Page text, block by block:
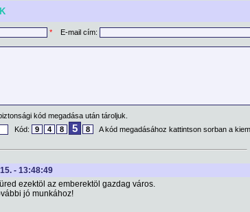
* E-mail cím:
kód megadása után tároljuk.
Kód: 9 4 8 5 8 A kód megadásához kattintson sorban a
- 13:48:49
ezektöl az emberektöl gazdag város.
jó munkához!